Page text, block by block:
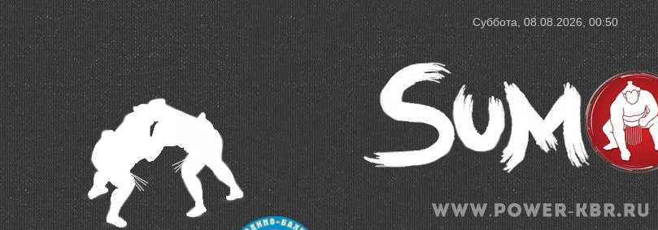
Суббота, 08.08.2026, 00:50